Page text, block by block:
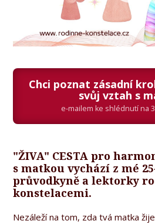
Chci poznat zásadní
svůj vztah s
e-mailem ke shlédnutí na
"ŽIVA" CESTA pro
s matkou vychází z mé
průvodkyně a lektorky
konstelacemi.
Nezáleží na tom, zda tvá matka